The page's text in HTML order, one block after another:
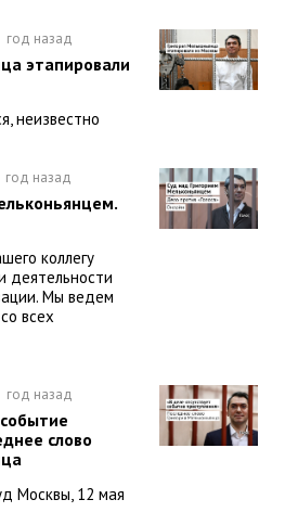
год назад
этапировали
неизвестно
год назад
коллегу
деятельности
Мы ведем
всех
год назад
слово
Москвы, 12 мая